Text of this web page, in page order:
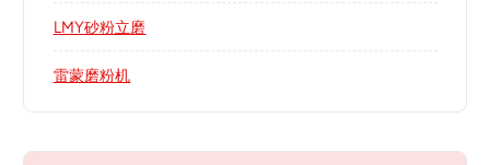
LMY砂粉立磨
雷蒙磨粉机